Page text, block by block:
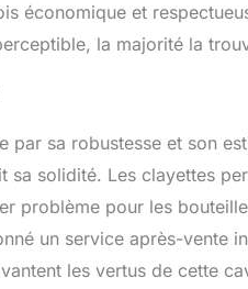
économique et
la majorité la
par sa robustesse et son
sa solidité. Les clayettes
problème pour les
un service après-vente
les vertus de cette